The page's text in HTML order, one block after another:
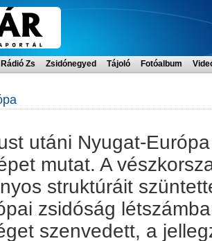
Rádió Zs Zsidónegyed Tájoló Fotóalbum
utáni Nyugat-
mutat. A
struktúráit
zsidóság
szenvedett, a